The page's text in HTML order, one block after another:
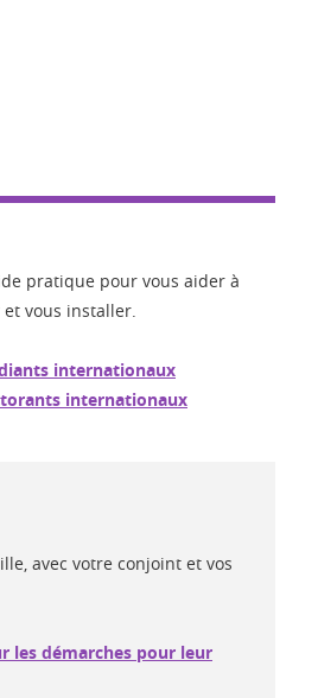
pratique pour vous aider à
vous installer.
internationaux
internationaux
avec votre conjoint et vos
les démarches pour leur